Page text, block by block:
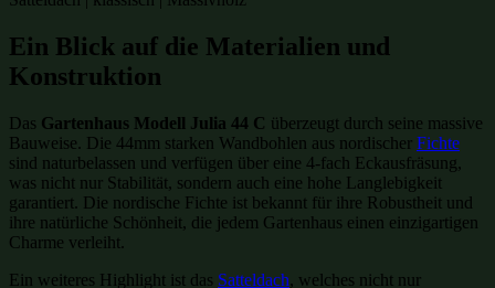
Ein Blick auf die Materialien und
Konstruktion
Das Gartenhaus Modell Julia 44 C überzeugt durch seine massive
Bauweise. Die 44mm starken Wandbohlen aus nordischer Fichte
sind naturbelassen und verfügen über eine 4-fach Eckausfräsung,
was nicht nur Stabilität, sondern auch eine hohe Langlebigkeit
garantiert. Die nordische Fichte ist bekannt für ihre Robustheit und
ihre natürliche Schönheit, die jedem Gartenhaus einen einzigartigen
Charme verleiht.
Ein weiteres Highlight ist das Satteldach, welches nicht nur